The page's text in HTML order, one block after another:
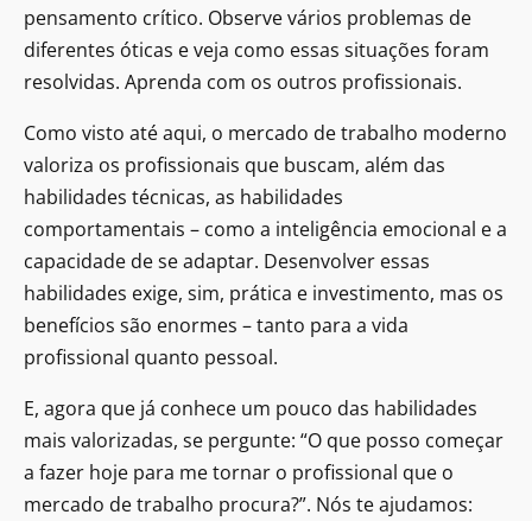
pensamento crítico. Observe vários problemas de
diferentes óticas e veja como essas situações foram
resolvidas. Aprenda com os outros profissionais.
Como visto até aqui, o mercado de trabalho moderno
valoriza os profissionais que buscam, além das
habilidades técnicas, as habilidades
comportamentais – como a inteligência emocional e a
capacidade de se adaptar. Desenvolver essas
habilidades exige, sim, prática e investimento, mas os
benefícios são enormes – tanto para a vida
profissional quanto pessoal.
E, agora que já conhece um pouco das habilidades
mais valorizadas, se pergunte: “O que posso começar
a fazer hoje para me tornar o profissional que o
mercado de trabalho procura?”. Nós te ajudamos: